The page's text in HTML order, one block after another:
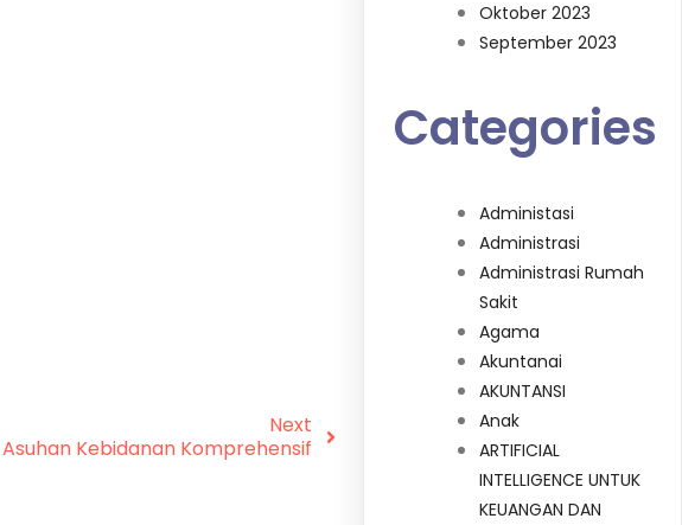
Next
Asuhan Kebidanan Komprehensif
Oktober 2023
September 2023
Categories
Administasi
Administrasi
Administrasi Rumah
Sakit
Agama
Akuntanai
AKUNTANSI
Anak
ARTIFICIAL
INTELLIGENCE UNTUK
KEUANGAN DAN